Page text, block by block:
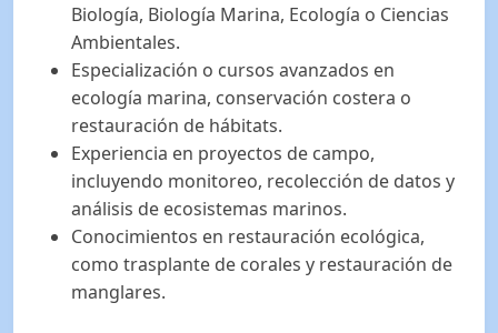
Biología, Biología Marina, Ecología o Ciencias
Ambientales.
Especialización o cursos avanzados en
ecología marina, conservación costera o
restauración de hábitats.
Experiencia en proyectos de campo,
incluyendo monitoreo, recolección de datos y
análisis de ecosistemas marinos.
Conocimientos en restauración ecológica,
como trasplante de corales y restauración de
manglares.